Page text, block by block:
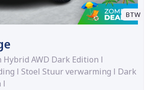
BTW
Hybrid AWD Dark Edition l
l Stoel Stuur verwarming l Dark
l